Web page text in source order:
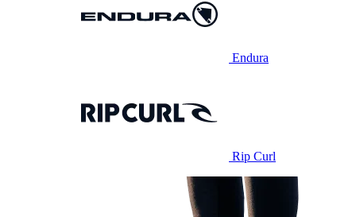
Endura
Rip Curl